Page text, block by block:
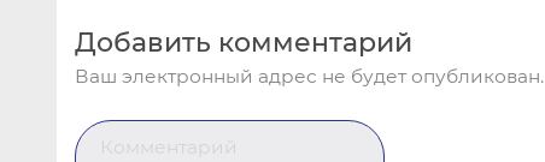
Добавить комментарий
Ваш электронный адрес не будет опубликован.